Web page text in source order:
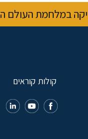
במלחמת העולם
קולות קוראים